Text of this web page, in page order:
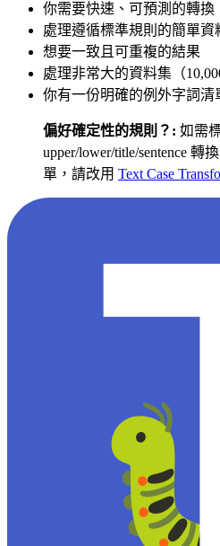
你需要快速、可預測的轉換
處理遵循標準規則的簡單資
想要一致且可重複的結果
處理非常大的資料集（
你有一份明確的例外字詞清
偏好確定性的規則？: 如需
upper/lower/title/sentence 轉
單，請改用 Text Case